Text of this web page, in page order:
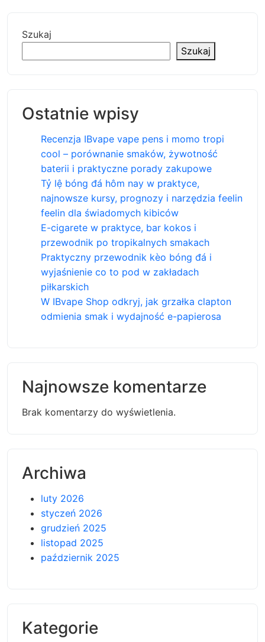
Szukaj
Szukaj
Ostatnie wpisy
Recenzja IBvape vape pens i momo tropi
cool – porównanie smaków, żywotność
baterii i praktyczne porady zakupowe
Tỷ lệ bóng đá hôm nay w praktyce,
najnowsze kursy, prognozy i narzędzia feelin
feelin dla świadomych kibiców
E-cigarete w praktyce, bar kokos i
przewodnik po tropikalnych smakach
Praktyczny przewodnik kèo bóng đá i
wyjaśnienie co to pod w zakładach
piłkarskich
W IBvape Shop odkryj, jak grzałka clapton
odmienia smak i wydajność e-papierosa
Najnowsze komentarze
Brak komentarzy do wyświetlenia.
Archiwa
luty 2026
styczeń 2026
grudzień 2025
listopad 2025
październik 2025
Kategorie